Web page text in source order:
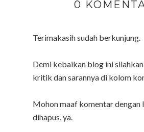
0
Terimakasih sudah berkunjung.
Demi kebaikan blog ini
kritik dan sarannya di kolom
Mohon maaf komentar dengan
dihapus, ya.